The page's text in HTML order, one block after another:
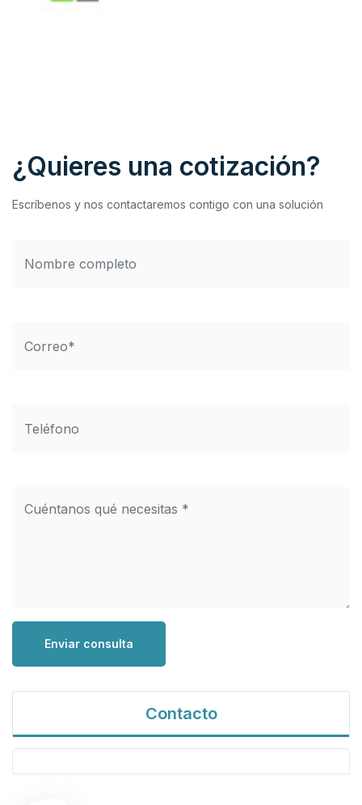
¿Quieres una cotización?
Escríbenos y nos contactaremos contigo con una solución
Enviar consulta
Contacto